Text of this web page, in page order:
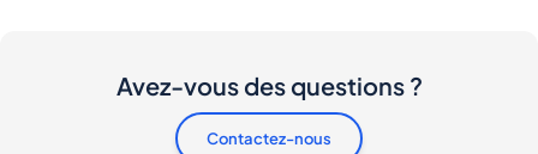
Avez-vous des questions ?
Contactez-nous